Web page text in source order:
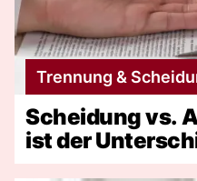
Trennung &
Scheidung vs.
ist der